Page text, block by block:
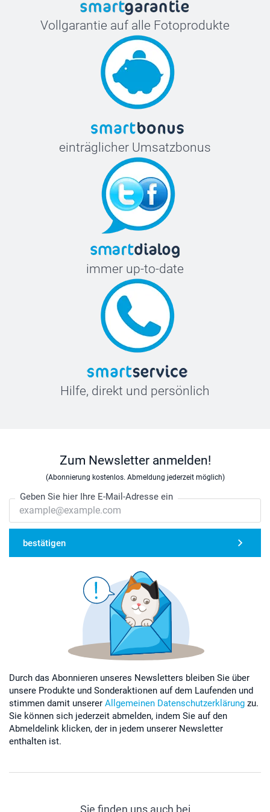
Vollgarantie auf alle Fotoprodukte
einträglicher Umsatzbonus
immer up-to-date
Hilfe, direkt und persönlich
Zum Newsletter anmelden!
(Abonnierung kostenlos. Abmeldung jederzeit möglich)
Geben Sie hier Ihre E-Mail-Adresse ein
bestätigen
Durch das Abonnieren unseres Newsletters bleiben Sie über
unsere Produkte und Sonderaktionen auf dem Laufenden und
stimmen damit unserer Allgemeinen Datenschutzerklärung zu.
Sie können sich jederzeit abmelden, indem Sie auf den
Abmeldelink klicken, der in jedem unserer Newsletter
enthalten ist.
Sie finden uns auch bei